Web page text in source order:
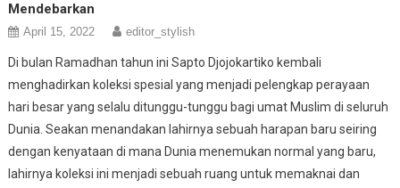
Mendebarkan
April 15, 2022 editor_stylish
Di bulan Ramadhan tahun ini Sapto Djojokartiko kembali
menghadirkan koleksi spesial yang menjadi pelengkap perayaan
hari besar yang selalu ditunggu-tunggu bagi umat Muslim di seluruh
Dunia. Seakan menandakan lahirnya sebuah harapan baru seiring
dengan kenyataan di mana Dunia menemukan normal yang baru,
lahirnya koleksi ini menjadi sebuah ruang untuk memaknai dan